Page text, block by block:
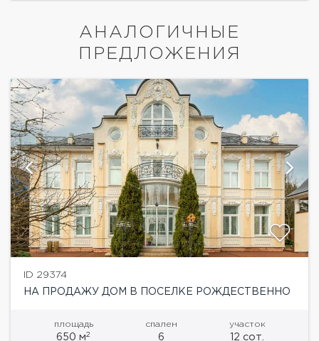
АНАЛОГИЧНЫЕ
ПРЕДЛОЖЕНИЯ
ID 29374
НА ПРОДАЖУ ДОМ В ПОСЕЛКЕ РОЖДЕСТВЕННО
площадь
650 м2
спален
6
участок
12 сот.